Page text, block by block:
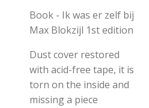
Book - Ik was er zelf bij
Max Blokzijl 1st edition
Dust cover restored
with acid-free tape, it is
torn on the inside and
missing a piece